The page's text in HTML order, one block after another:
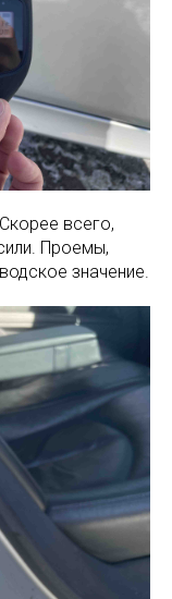
всего,
Проемы,
значение.